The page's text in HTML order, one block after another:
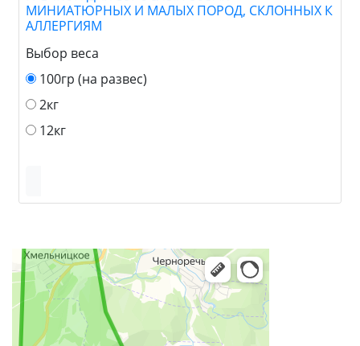
МИНИАТЮРНЫХ И МАЛЫХ ПОРОД, СКЛОННЫХ К
АЛЛЕРГИЯМ
Выбор веса
100гр (на развес)
2кг
12кг